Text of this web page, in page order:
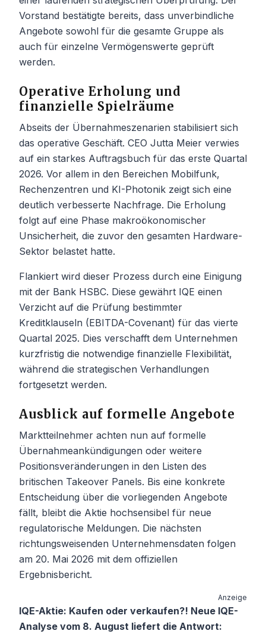
Vorstand bestätigte bereits, dass unverbindliche
Angebote sowohl für die gesamte Gruppe als
auch für einzelne Vermögenswerte geprüft
werden.
Operative Erholung und
finanzielle Spielräume
Abseits der Übernahmeszenarien stabilisiert sich
das operative Geschäft. CEO Jutta Meier verwies
auf ein starkes Auftragsbuch für das erste Quartal
2026. Vor allem in den Bereichen Mobilfunk,
Rechenzentren und KI-Photonik zeigt sich eine
deutlich verbesserte Nachfrage. Die Erholung
folgt auf eine Phase makroökonomischer
Unsicherheit, die zuvor den gesamten Hardware-
Sektor belastet hatte.
Flankiert wird dieser Prozess durch eine Einigung
mit der Bank HSBC. Diese gewährt IQE einen
Verzicht auf die Prüfung bestimmter
Kreditklauseln (EBITDA-Covenant) für das vierte
Quartal 2025. Dies verschafft dem Unternehmen
kurzfristig die notwendige finanzielle Flexibilität,
während die strategischen Verhandlungen
fortgesetzt werden.
Ausblick auf formelle Angebote
Marktteilnehmer achten nun auf formelle
Übernahmeankündigungen oder weitere
Positionsveränderungen in den Listen des
britischen Takeover Panels. Bis eine konkrete
Entscheidung über die vorliegenden Angebote
fällt, bleibt die Aktie hochsensibel für neue
regulatorische Meldungen. Die nächsten
richtungsweisenden Unternehmensdaten folgen
am 20. Mai 2026 mit dem offiziellen
Ergebnisbericht.
Anzeige
IQE-Aktie: Kaufen oder verkaufen?! Neue IQE-
Analyse vom 8. August liefert die Antwort: